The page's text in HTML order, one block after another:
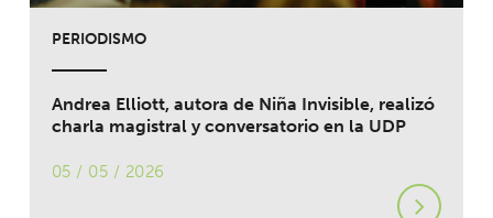
PERIODISMO
Andrea Elliott, autora de Niña Invisible, realizó
charla magistral y conversatorio en la UDP
05 / 05 / 2026